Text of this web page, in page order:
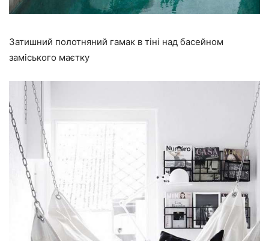
Затишний полотняний гамак в тіні над басейном
заміського маєтку